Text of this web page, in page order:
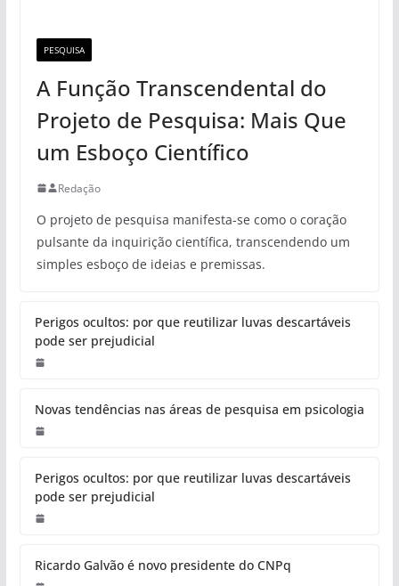
PESQUISA
A Função Transcendental do
Projeto de Pesquisa: Mais Que
um Esboço Científico
Redação
O projeto de pesquisa manifesta-se como o coração
pulsante da inquirição científica, transcendendo um
simples esboço de ideias e premissas.
Perigos ocultos: por que reutilizar luvas descartáveis
pode ser prejudicial
Novas tendências nas áreas de pesquisa em psicologia
Perigos ocultos: por que reutilizar luvas descartáveis
pode ser prejudicial
Ricardo Galvão é novo presidente do CNPq